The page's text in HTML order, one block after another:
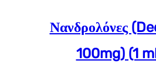
Νανδρολόνες
100mg) (1